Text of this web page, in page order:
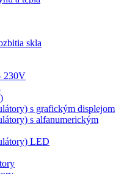
skla
230V
s grafickým displejom
s alfanumerickým
LED